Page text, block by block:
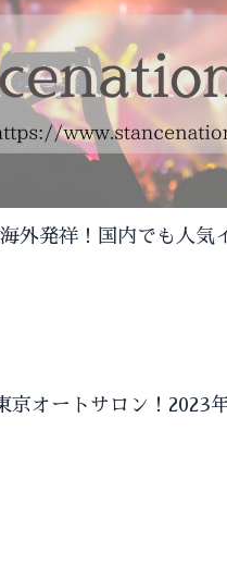
外発祥！国内でも人気
京オートサロン！2023